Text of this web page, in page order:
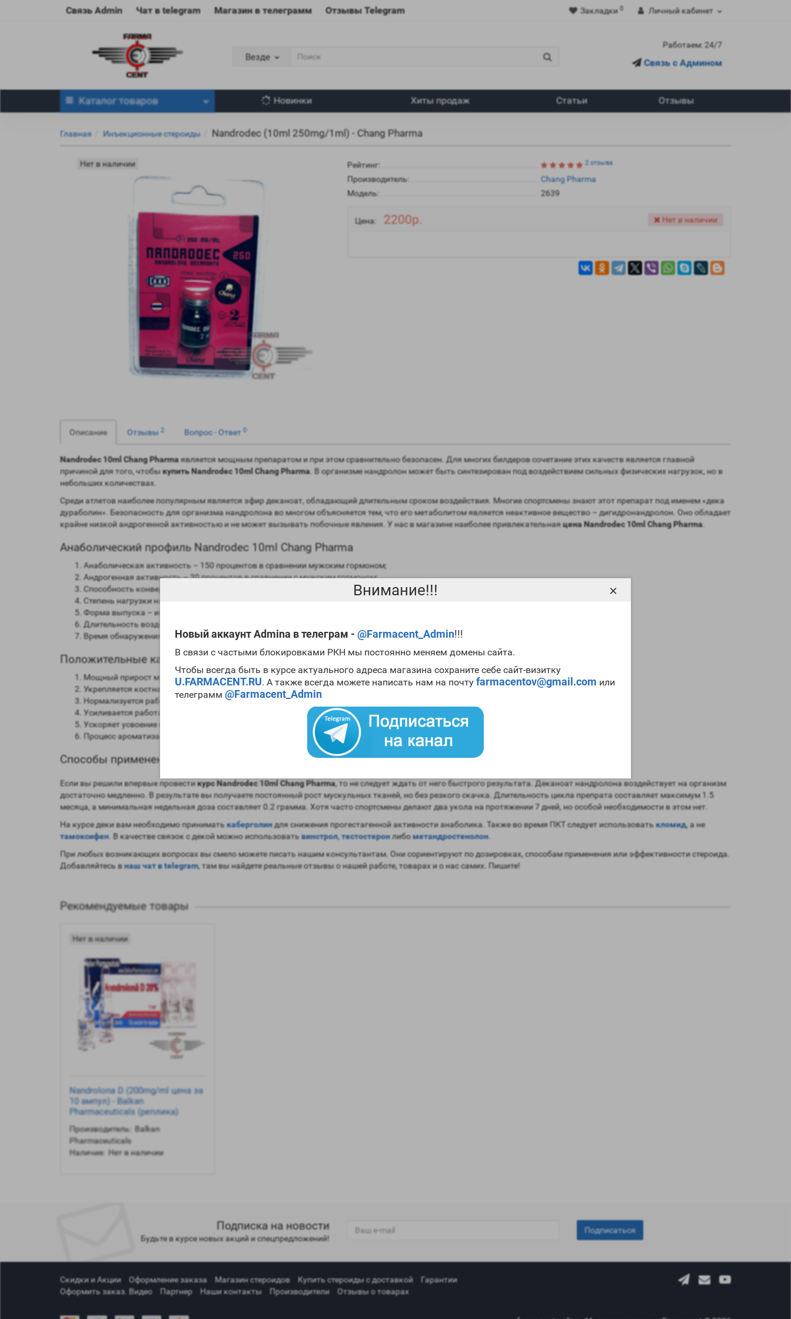
Внимание!!!
Новый аккаунт Admina в телеграм - @Farmacent_Admin!!!
В связи с частыми блокировками РКН мы постоянно меняем домены сайта.
Чтобы всегда быть в курсе актуального адреса магазина сохраните себе сайт-визитку
U.FARMACENT.RU. А также всегда можете написать нам на почту farmacentov@gmail.com или
телеграмм @Farmacent_Admin
×
Связь Admin Чат в telegram Магазин в телеграмм Отзывы Telegram Закладки 0 Личный кабинет
Везде
Работаем: 24/7
Связь с Админом
Каталог товаров Новинки Хиты продаж Статьи Отзывы
Главная Инъекционные стероиды Nandrodec (10ml 250mg/1ml) - Chang Pharma
Нет в наличии Рейтинг: 2 отзыва
Производитель:
Chang Pharma
Модель:
2639
Цена: 2200р. Нет в наличии
Описание Отзывы 2 Вопрос - Ответ 0
Nandrodec 10ml Chang Pharmaявляется мощным препаратом и при этом сравнительно безопасен. Для многих билдеров сочетание этих качеств является главной
причиной для того, чтобыкупить Nandrodec 10ml Chang Pharma . В организме нандролон может быть синтезирован под воздействием сильных физических нагрузок, но в
небольших количествах.
Cреди атлетов наиболее популярным является эфир деканоат, обладающий длительным сроком воздействия. Многие спортсмены знают этот препарат под именем «дека
дураболин». Безопасность для организма нандролона во многом объясняется тем, что его метаболитом является неактивное вещество – дигидронандролон. Оно обладает
крайне низкой андрогенной активностью и не может вызывать побочные явления. У нас в магазине наиболее привлекательнаяцена Nandrodec 10ml Chang Pharma
Анаболический профиль Nandrodec 10ml Chang Pharma
Анаболическая активность – 150 процентов в сравнении мужским гормоном;
Андрогенная активность – 30 процентов в сравнении с мужским гормоном;
Способность конвертироваться в женские гормоны (ароматизация) – крайне низкая;
Степень нагрузки на печень – невысокая;
Форма выпуска – инъекционная;
Длительность воздействия на организм – 15 дней;
Время обнаружения следов применения препарат с помощью допинг теста – около восемнадцати месяцев.
Положительные качества и эффекты Nandrodec 10ml Chang Pharma
Мощный прирост мускульной массы;
Укрепляется костная структура;
Нормализуется работа связочно-суставного аппарата;
Усиливается работа иммунитета и в традиционной медицине очень часто препарат назначается больным СПИДом;
Ускоряет усвоение всех питательных элементов в кишечном тракте;
Процесс ароматизации возможен без участия фермента ароматаза, но он не носит ярко выраженный характер.
Способы применения и дозировки Nandrodec 10ml Chang Pharma
Если вы решили впервые провестикурс Nandrodec 10ml Chang Pharma, то не следует ждать от него быстрого результата. Деканоат нандролона воздействует на организм
достаточно медленно. В результате вы получаете постоянный рост мускульных тканей, но без резкого скачка. Длительность цикла препрата составляет максимум 1.5
месяца, а минимальная недельная доза составляет 0.2 грамма. Хотя часто спортсмены делают два укола на протяжении 7 дней, но особой необходимости в этом нет.
На курсе деки вам необходимо приниматькаберголиндля снижения прогестагенной активности анаболика. Также во время ПКТ следует использоватькломид, а не
тамоксифен. В качестве связок с декой можно использоватьвинстрол, тестостеронлибометандростенолон.
При любых возникающих вопросах вы смело можете писать нашим консультантам. Они сориентируют по дозировках, способам применения или эффективности стероида.
Добавляйтесь внаш чат в telegram, там вы найдете реальные отзывы о нашей работе, товарах и о нас самих. Пишите!
Рекомендуемые товары
Нет в наличии
Nandrolona D (200mg/ml цена за
10 ампул) - Balkan
Pharmaceuticals (реплика)
Производитель:
Balkan
Pharmaceuticals
Наличие: Нет в наличии
Подписка на новости
Будьте в курсе новых акций и спецпредложений!
Подписаться
Скидки и Акции Оформление заказа Магазин стероидов Купить стероиды с доставкой
Гарантии
Оформить заказ. Видео
Партнер Наши контакты Производители Отзывы о товарах